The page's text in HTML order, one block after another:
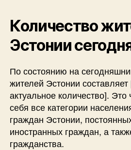
Количество
Эстонии
По состоянию на
жителей Эстонии составляет
актуальное количество].
себя все категории
граждан Эстонии,
иностранных граждан, а
гражданства.